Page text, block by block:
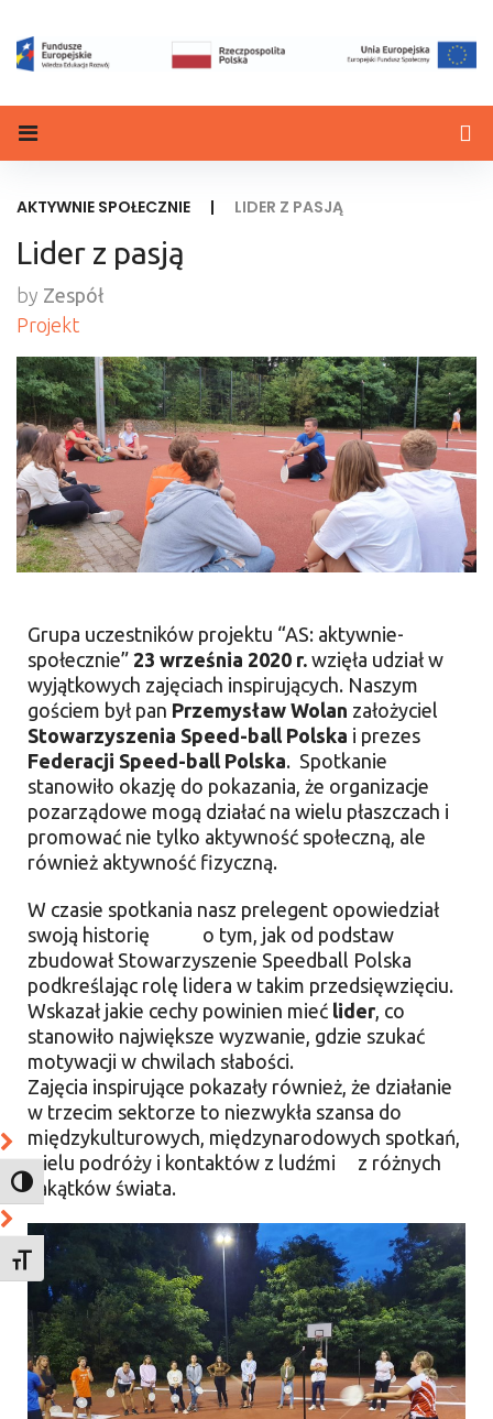
TOGGLE HIGH CONTRAST
TOGGLE FONT SIZE
AKTYWNIE SPOŁECZNIE | LIDER Z PASJĄ
Lider z pasją
by Zespół
Projekt
Grupa uczestników projektu “AS: aktywnie-
społecznie” 23 września 2020 r. wzięła udział w
wyjątkowych zajęciach inspirujących. Naszym
gościem był pan Przemysław Wolan założyciel
Stowarzyszenia Speed-ball Polska i prezes
Federacji Speed-ball Polska. Spotkanie
stanowiło okazję do pokazania, że organizacje
pozarządowe mogą działać na wielu płaszczach i
promować nie tylko aktywność społeczną, ale
również aktywność fizyczną.
W czasie spotkania nasz prelegent opowiedział
swoją historię o tym, jak od podstaw
zbudował Stowarzyszenie Speedball Polska
podkreślając rolę lidera w takim przedsięwzięciu.
Wskazał jakie cechy powinien mieć lider, co
stanowiło największe wyzwanie, gdzie szukać
motywacji w chwilach słabości.
Zajęcia inspirujące pokazały również, że działanie
w trzecim sektorze to niezwykła szansa do
międzykulturowych, międzynarodowych spotkań,
wielu podróży i kontaktów z ludźmi z różnych
zakątków świata.